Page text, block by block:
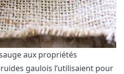
aux propriétés
gaulois l’utilisaient pour